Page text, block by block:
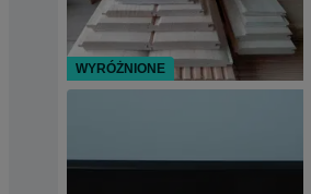
WYRÓŻNIONE